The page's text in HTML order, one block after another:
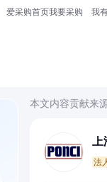
爱采购首页我要采购 我
本文内容贡献来源
法